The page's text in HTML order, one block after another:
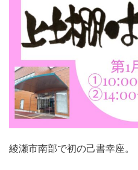
綾瀬市南部で初の己書幸座。